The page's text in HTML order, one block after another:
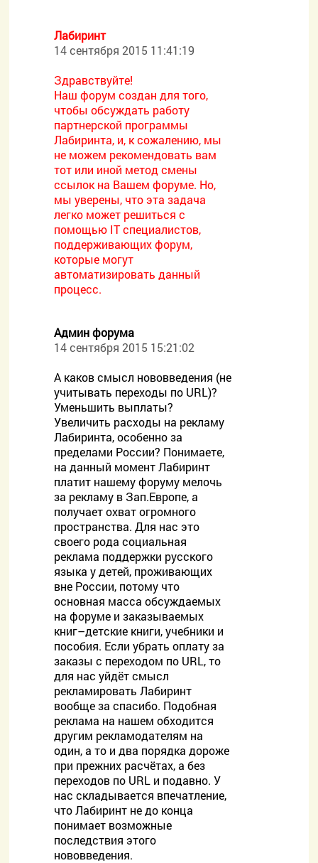
Лабиринт
14 сентября 2015 11:41:19
Здравствуйте!
Наш форум создан для того,
чтобы обсуждать работу
партнерской программы
Лабиринта, и, к сожалению, мы
не можем рекомендовать вам
тот или иной метод смены
ссылок на Вашем форуме. Но,
мы уверены, что эта задача
легко может решиться с
помощью IT специалистов,
поддерживающих форум,
которые могут
автоматизировать данный
процесс.
Админ форума
14 сентября 2015 15:21:02
А каков смысл нововведения (не
учитывать переходы по URL)?
Уменьшить выплаты?
Увеличить расходы на рекламу
Лабиринта, особенно за
пределами России? Понимаете,
на данный момент Лабиринт
платит нашему форуму мелочь
за рекламу в Зап.Европе, а
получает охват огромного
пространства. Для нас это
своего рода социальная
реклама поддержки русского
языка у детей, проживающих
вне России, потому что
основная масса обсуждаемых
на форуме и заказываемых
книг–детские книги, учебники и
пособия. Если убрать оплату за
заказы с переходом по URL, то
для нас уйдёт смысл
рекламировать Лабиринт
вообще за спасибо. Подобная
реклама на нашем обходится
другим рекламодателям на
один, а то и два порядка дороже
при прежних расчётах, а без
переходов по URL и подавно. У
нас складывается впечатление,
что Лабиринт не до конца
понимает возможные
последствия этого
нововведения.